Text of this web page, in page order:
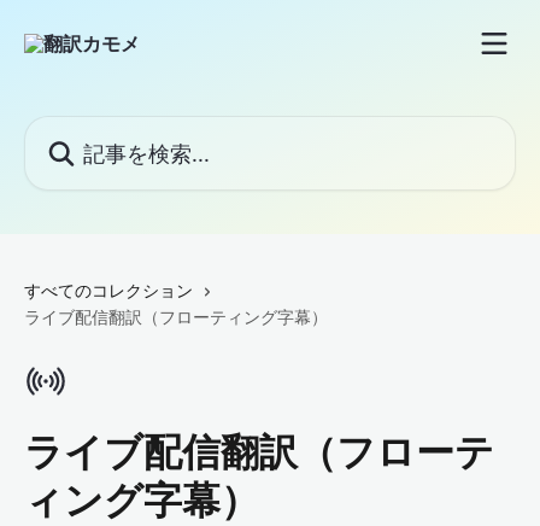
すべてのコレクション
ライブ配信翻訳（フローティング字幕）
ライブ配信翻訳（フローテ
ィング字幕）